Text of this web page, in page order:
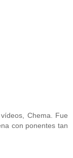
Chema. Fue
con ponentes tan